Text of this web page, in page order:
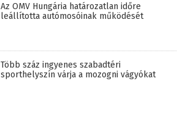
Az OMV Hungária határozatlan időre
leállította autómosóinak működését
Több száz ingyenes szabadtéri
sporthelyszín várja a mozogni vágyókat